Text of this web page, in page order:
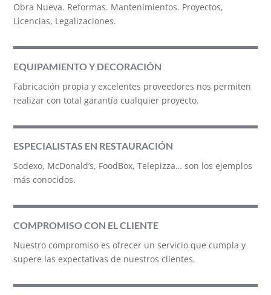
Obra Nueva. Reformas. Mantenimientos. Proyectos,
Licencias, Legalizaciones.
EQUIPAMIENTO Y DECORACIÓN
Fabricación propia y excelentes proveedores nos permiten
realizar con total garantía cualquier proyecto.
ESPECIALISTAS EN RESTAURACIÓN
Sodexo, McDonald’s, FoodBox, Telepizza… son los ejemplos
más conocidos.
COMPROMISO CON EL CLIENTE
Nuestro compromiso es ofrecer un servicio que cumpla y
supere las expectativas de nuestros clientes.